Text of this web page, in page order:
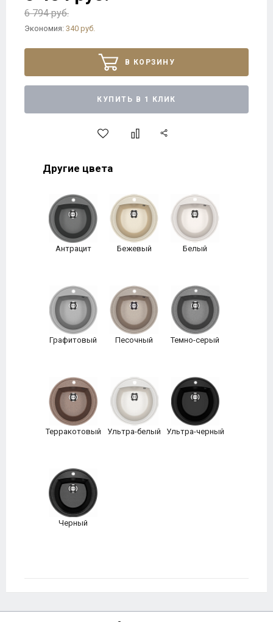
6 794 руб.
Экономия: 340 руб.
В КОРЗИНУ
КУПИТЬ В 1 КЛИК
Другие цвета
Антрацит Бежевый Белый
Графитовый Песочный Темно-серый
Терракотовый Ультра-белый Ультра-черный
Черный